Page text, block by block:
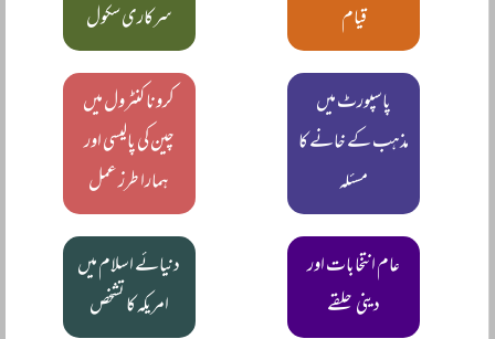
قیام
سرکاری سکول
پاسپورٹ میں
مذہب کے خانے کا
مسئلہ
کرونا کنٹرول میں
چین کی پالیسی اور
ہمارا طرز عمل
عام انتخابات اور
دینی حلقے
دنیائے اسلام میں
امریکہ کا تشخص